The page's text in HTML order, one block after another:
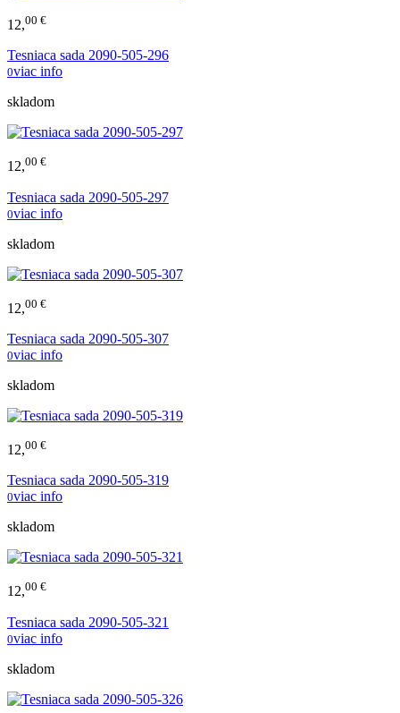
12,00 €
Tesniaca sada 2090-505-296
0viac info
skladom
12,00 €
Tesniaca sada 2090-505-297
0viac info
skladom
12,00 €
Tesniaca sada 2090-505-307
0viac info
skladom
12,00 €
Tesniaca sada 2090-505-319
0viac info
skladom
12,00 €
Tesniaca sada 2090-505-321
0viac info
skladom